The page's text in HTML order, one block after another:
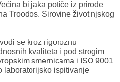
biljaka potiče iz prirode
Troodos. Sirovine životinjskog
se kroz rigoroznu
kvaliteta i pod strogim
smernicama i ISO 9001
laboratorijsko ispitivanje.